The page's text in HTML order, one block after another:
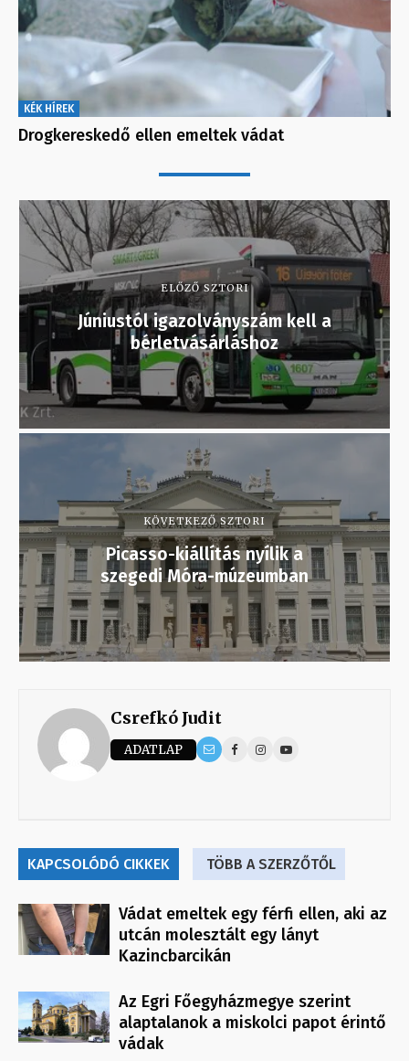
KÉK HÍREK
Drogkereskedő ellen emeltek vádat
ELŐZŐ SZTORI
Júniustól igazolványszám kell a
bérletvásárláshoz
KÖVETKEZŐ SZTORI
Picasso-kiállítás nyílik a
szegedi Móra-múzeumban
Csrefkó Judit
ADATLAP
KAPCSOLÓDÓ CIKKEK TÖBB A SZERZŐTŐL
Vádat emeltek egy férfi ellen, aki az
utcán molesztált egy lányt
Kazincbarcikán
Az Egri Főegyházmegye szerint
alaptalanok a miskolci papot érintő
vádak